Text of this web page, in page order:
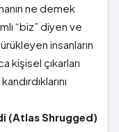
ne demek
“biz” diyen ve
insanların
kişisel çıkarları
(Atlas Shrugged)